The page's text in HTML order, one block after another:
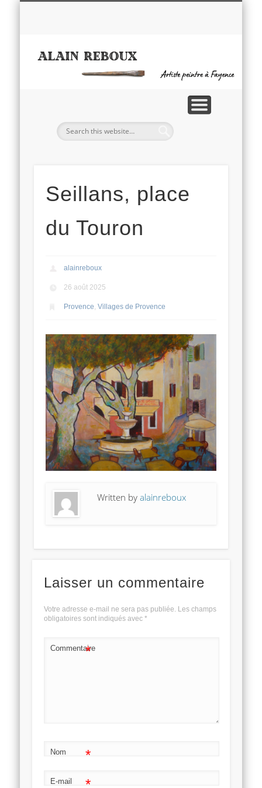
Seillans, place
du Touron
alainreboux
26 août 2025
Provence,Villages de Provence
Written byalainreboux
Laisser un commentaire
Votre adresse e-mail ne sera pas publiée. Les champs
obligatoires sont indiqués avec *
Commentaire
*
Nom *
E-mail *